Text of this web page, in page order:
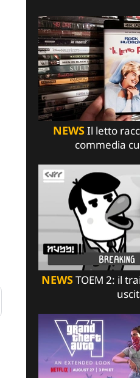
NEWSIl letto
commedia
NEWSTOEM 2: il